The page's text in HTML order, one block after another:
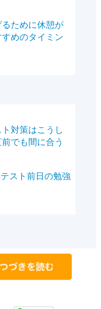
ために休憩が
めのタイミン
対策はこうし
でも間に合う
スト前日の勉強